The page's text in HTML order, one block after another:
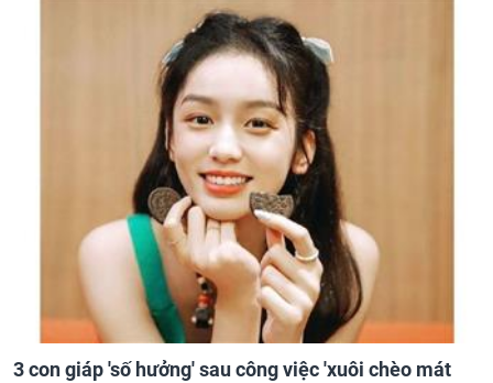
3 con giáp 'số hưởng' sau công việc 'xuôi chèo mát